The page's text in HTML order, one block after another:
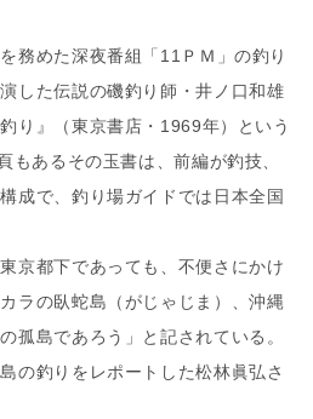
務めた深夜番組「11ＰＭ」の釣り
した伝説の磯釣り師・井ノ口和雄
り』（東京書店・1969年）という
もあるその玉書は、前編が釣技、
成で、釣り場ガイドでは日本全国
京都下であっても、不便さにかけ
ラの臥蛇島（がじゃじま）、沖縄
孤島であろう」と記されている。
の釣りをレポートした松林眞弘さ